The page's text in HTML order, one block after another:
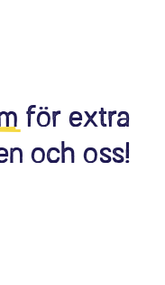
för extra
och oss!